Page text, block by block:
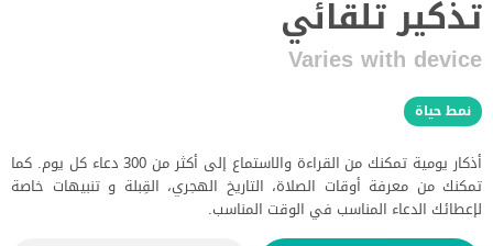
تذكير تلقائي
Varies with device
نمط حياة
أذكار يومية تمكنك من القراءة والاستماع إلى أكثر من 300 دعاء كل يوم. كما
تمكنك من معرفة أوقات الصلاة، التاريخ الهجري، القِبلة و تنبيهات خاصة
لإعطائك الدعاء المناسب في الوقت المناسب.